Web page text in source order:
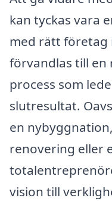
kan tyckas vara
med rätt företag
förvandlas till en
process som
slutresultat.
en
renovering eller
vision till